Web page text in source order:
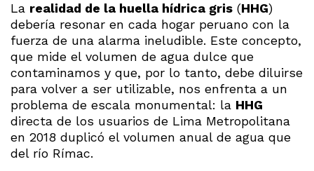
La realidad de la huella hídrica gris (HHG)
debería resonar en cada hogar peruano con la
fuerza de una alarma ineludible. Este concepto,
que mide el volumen de agua dulce que
contaminamos y que, por lo tanto, debe diluirse
para volver a ser utilizable, nos enfrenta a un
problema de escala monumental: la HHG
directa de los usuarios de Lima Metropolitana
en 2018 duplicó el volumen anual de agua que
del río Rímac.